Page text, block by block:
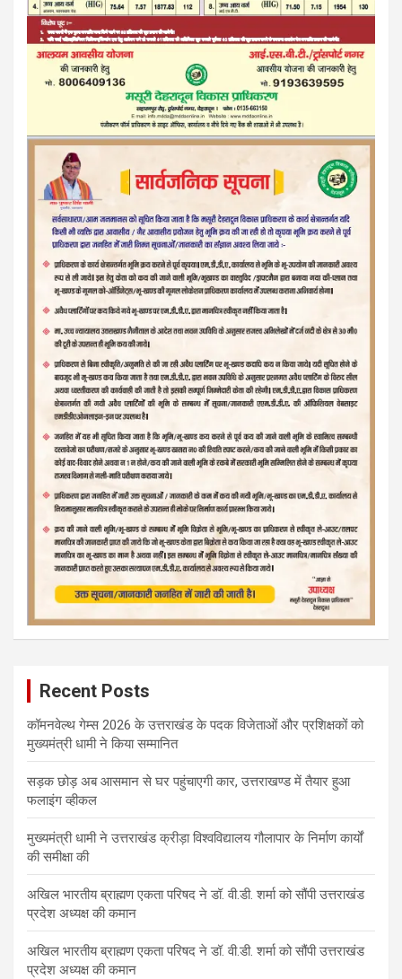
Recent Posts
कॉमनवेल्थ गेम्स 2026 के उत्तराखंड के पदक विजेताओं और प्रशिक्षकों को
मुख्यमंत्री धामी ने किया सम्मानित
सड़क छोड़ अब आसमान से घर पहुंचाएगी कार, उत्तराखण्ड में तैयार हुआ
फलाइंग व्हीकल
मुख्यमंत्री धामी ने उत्तराखंड क्रीड़ा विश्वविद्यालय गौलापार के निर्माण कार्यों
की समीक्षा की
अखिल भारतीय ब्राह्मण एकता परिषद ने डॉ. वी.डी. शर्मा को सौंपी उत्तराखंड
प्रदेश अध्यक्ष की कमान
अखिल भारतीय ब्राह्मण एकता परिषद ने डॉ. वी.डी. शर्मा को सौंपी उत्तराखंड
प्रदेश अध्यक्ष की कमान